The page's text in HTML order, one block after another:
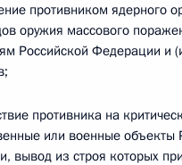
противником ядерного
оружия массового
Российской Федерации и
противника на
или военные объекты
вывод из строя которых